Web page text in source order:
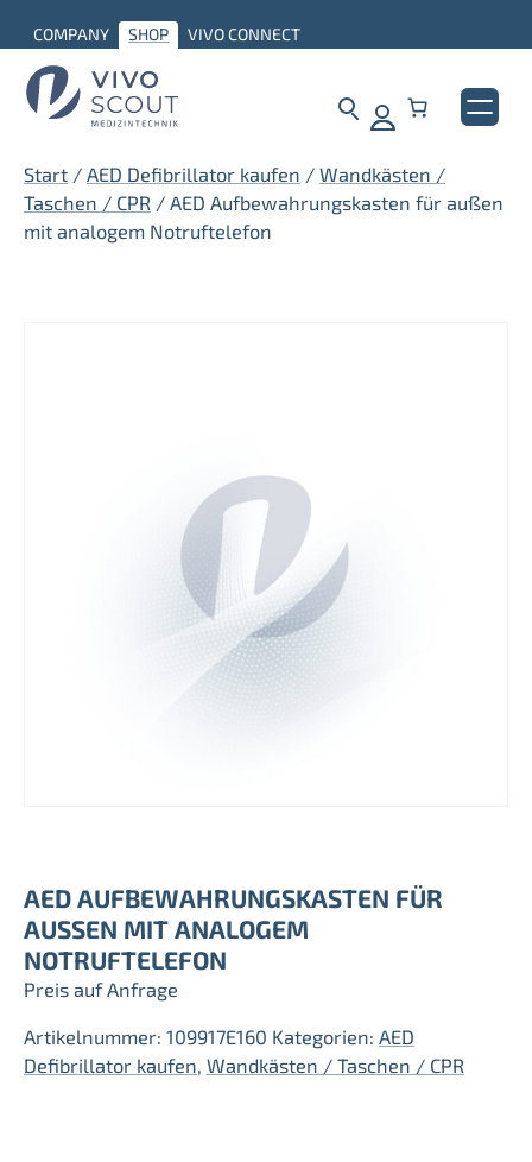
Inhalt
springen
COMPANY SHOP VIVO CONNECT
Start / AED Defibrillator kaufen / Wandkästen /
Taschen / CPR / AED Aufbewahrungskasten für außen
mit analogem Notruftelefon
AED AUFBEWAHRUNGSKASTEN FÜR
AUSSEN MIT ANALOGEM N
OTRUFTELEFON
Preis auf Anfrage
Artikelnummer: 109917E160 Kategorien: AED
Defibrillator kaufen, Wandkästen / Taschen / CPR